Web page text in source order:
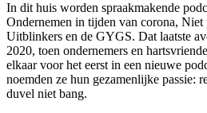
In dit huis worden spraakmakende
Ondernemen in tijden van corona, Niet
Uitblinkers en de GYGS. Dat laatste
2020, toen ondernemers en
elkaar voor het eerst in een nieuwe
noemden ze hun gezamenlijke passie:
duvel niet bang.